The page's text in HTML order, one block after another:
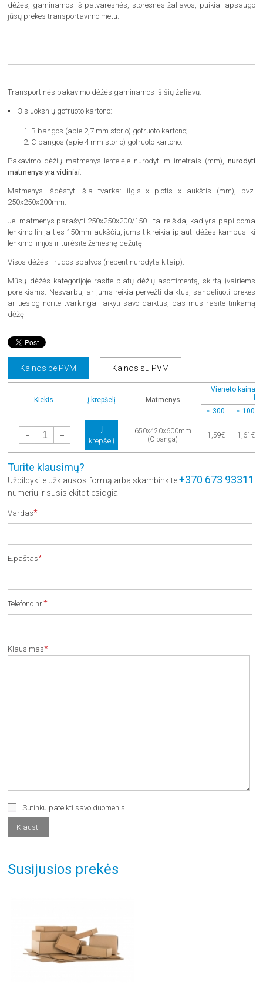
dėžės, gaminamos iš patvaresnės, storesnės žaliavos, puikiai apsaugo
jūsų prekes transportavimo metu.
Transportinės pakavimo dėžės gaminamos iš šių žaliavų:
3 sluoksnių gofruoto kartono:
B bangos (apie 2,7 mm storio) gofruoto kartono;
C bangos (apie 4 mm storio) gofruoto kartono.
Pakavimo dėžių matmenys lentelėje nurodyti milimetrais (mm), nurodyti
matmenys yra vidiniai.
Matmenys išdėstyti šia tvarka: ilgis x plotis x aukštis (mm), pvz.
250x250x200mm.
Jei matmenys parašyti 250x250x200/150 - tai reiškia, kad yra papildoma
lenkimo linija ties 150mm aukščiu, jums tik reikia įpjauti dėžės kampus iki
lenkimo linijos ir turėsite žemesnę dėžutę.
Visos dėžės - rudos spalvos (nebent nurodyta kitaip).
Mūsų dėžės kategorijoje rasite platų dėžių asortimentą, skirtą įvairiems
poreikiams. Nesvarbu, ar jums reikia pervežti daiktus, sandėliuoti prekes
ar tiesiog norite tvarkingai laikyti savo daiktus, pas mus rasite tinkamą
dėžę.
Kainos be PVM Kainos su PVM
Kiekis Į krepšelį Matmenys
Vieneto kaina
≤ 300
≤ 100
Į
krepšelį
650x420x600mm
(C banga)
1,59€ 1,61€
Turite klausimų?
Užpildykite užklausos formą arba skambinkite+370 673 93311
numeriu ir susisiekite tiesiogiai
Vardas*
E.paštas*
Telefono nr.*
Klausimas*
Sutinku pateikti savo duomenis
Susijusios prekės